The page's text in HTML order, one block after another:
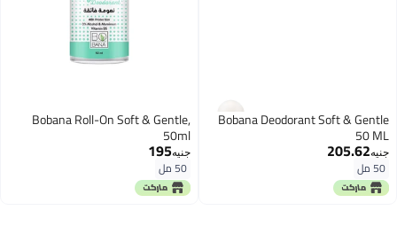
Bobana Deodorant Soft & Gentle
50 ML
جنيه205.62
50 مل
Bobana Roll-On Soft & Gentle,
50ml
جنيه195
50 مل